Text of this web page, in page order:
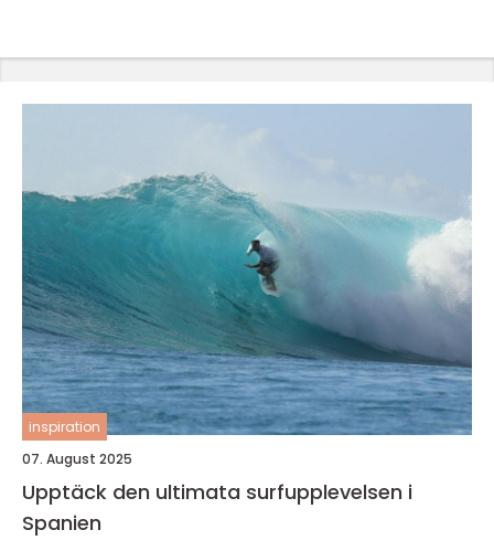
inspiration
07. August 2025
Upptäck den ultimata surfupplevelsen i
Spanien